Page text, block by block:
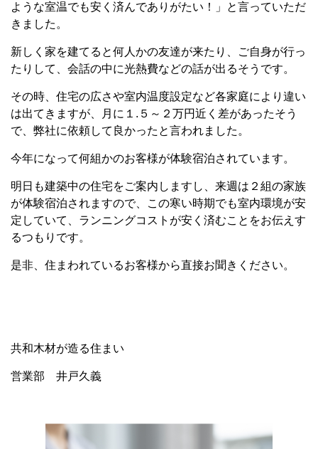
ような室温でも安く済んでありがたい！」と言っていただ
きました。
新しく家を建てると何人かの友達が来たり、ご自身が行っ
たりして、会話の中に光熱費などの話が出るそうです。
その時、住宅の広さや室内温度設定など各家庭により違い
は出てきますが、月に１ . ５～２万円近く差があったそう
で、弊社に依頼して良かったと言われました。
今年になって何組かのお客様が体験宿泊されています。
明日も建築中の住宅をご案内しますし、来週は２組の家族
が体験宿泊されますので、この寒い時期でも室内環境が安
定していて、ランニングコストが安く済むことをお伝えす
るつもりです。
是非、住まわれているお客様から直接お聞きください。
共和木材が造る住まい
営業部 井戸久義